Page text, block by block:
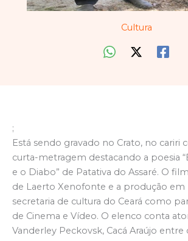
Cultura
;
Está sendo gravado no Crato, no cariri
curta-metragem destacando a poesia
e o Diabo” de Patativa do Assaré. O
de Laerto Xenofonte e a produção em
secretaria de cultura do Ceará como
de Cinema e Vídeo. O elenco conta
Vanderley Peckovsk, Cacá Araújo entre